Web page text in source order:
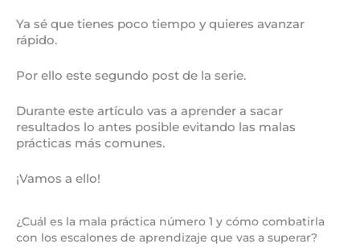
Ya sé que tienes poco tiempo y quieres avanzar
rápido.
Por ello este segundo post de la serie.
Durante este artículo vas a aprender a sacar
resultados lo antes posible evitando las malas
prácticas más comunes.
¡Vamos a ello!
¿Cuál es la mala práctica número 1 y cómo combatirla
con los escalones de aprendizaje que vas a superar?